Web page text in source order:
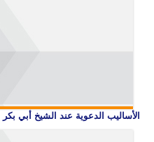
الأساليب الدعوية عند الشيخ أبي